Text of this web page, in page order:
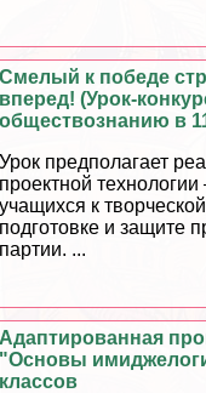
Смелый к победе
вперед! (Урок-
обществознанию в
Урок предполагает
проектной
учащихся к
подготовке и защите
партии. ...
Адаптированная
"Основы
классов